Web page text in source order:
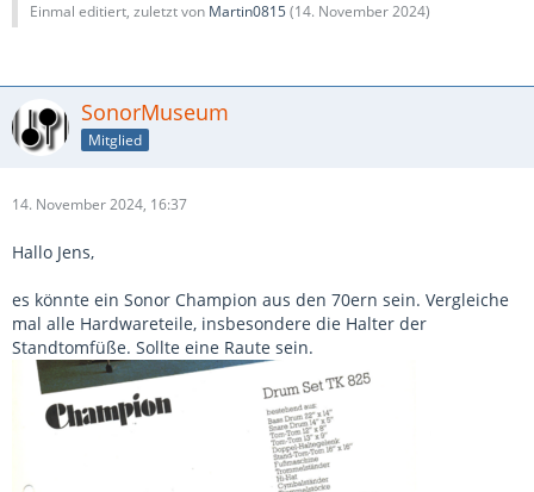
Einmal editiert, zuletzt von Martin0815 (14. November 2024)
SonorMuseum
Mitglied
14. November 2024, 16:37
Hallo Jens,
es könnte ein Sonor Champion aus den 70ern sein. Vergleiche
mal alle Hardwareteile, insbesondere die Halter der
Standtomfüße. Sollte eine Raute sein.